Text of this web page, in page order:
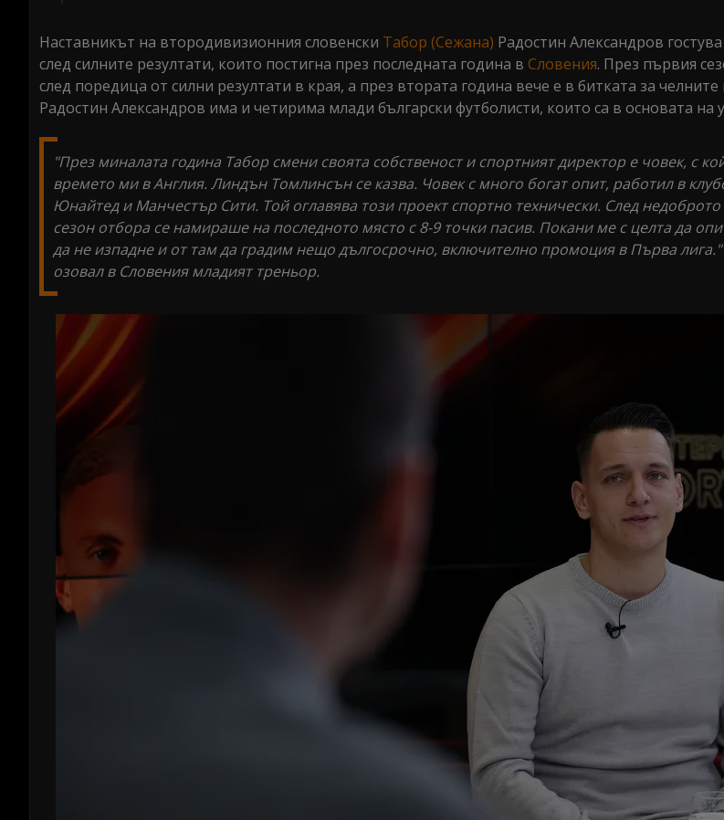
Наставникът на втородивизионния словенски Табор (Сежана) Радостин Александров
след силните резултати, които постигна през последната година в Словения. През първия
след поредица от силни резултати в края, а през втората година вече е в битката за
Радостин Александров има и четирима млади български футболисти, които са в основата на
"През миналата година Табор смени своята собственост и спортният директор е човек, с
времето ми в Англия. Линдън Томлинсън се казва. Човек с много богат опит, работил в
Юнайтед и Манчестър Сити. Той оглавява този проект спортно технически. След
сезон отбора се намираше на последното място с 8-9 точки пасив. Покани ме с целта да
да не изпадне и от там да градим нещо дългосрочно, включително промоция в Първа лига."
озовал в Словения младият треньор.